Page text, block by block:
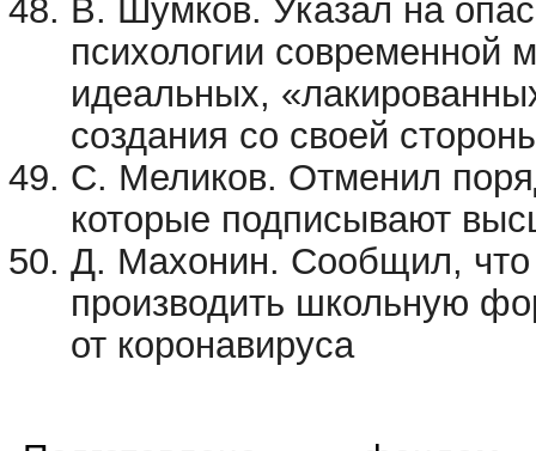
В. Шумков. Указал на
психологии современной
идеальных,
создания со своей
С. Меликов. Отменил
которые подписывают
Д. Махонин. Сообщил, что
производить школьную
от коронавируса